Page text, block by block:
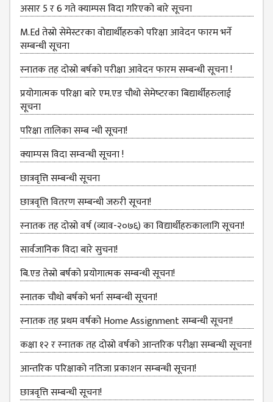
AUDIT
REPORT
ANNUAL
TRACER
STUDY
REPORT
JOURNAL &
BULLETIN
BROCHURE
PROSPECTUS
CURRICULUM &
SYLLABUS
MANAGEMENT(BBS)
BBS FIRST YEAR
BBS SECOND YEAR
BBS THIRD YEAR
BBS FOURTH YEAR
HUMANITIES (BA)
BA FIRST YEAR
असार 5 र 6 गते क्याम्पस विदा गरिएको बारे सूचना
M.Ed तेस्रो सेमेस्टरका वोद्यार्थीहरुको परिक्षा आवेदन फारम भर्ने
सम्बन्धी सूचना
स्‍नातक तह दोस्रो बर्षको परीक्षा आवेदन फारम सम्बन्धी सूचना !
प्रयोगात्मक परिक्षा बारे एम.एड चौथो सेमेष्‍टरका बिद्यार्थीहरुलाई
सूचना
परिक्षा तालिका सम्ब न्धी सूचना!
क्‍याम्‍पस विदा सम्‍वन्‍धी सूचना !
छात्रवृत्ति सम्बन्धी सूचना
छात्रवृत्ति वितरण सम्बन्धी जरुरी सूचना!
स्‍नातक तह दोस्रो वर्ष (व्याव-२०७६) का विद्यार्थीहरुकालागि सूचना!
सार्वजानिक विदा बारे सुचना!
बि.एड तेस्रो बर्षको प्रयोगात्मक सम्बन्धी सूचना!
स्नातक चौथो बर्षको भर्ना सम्बन्धी सूचना!
स्‍नातक तह प्रथम वर्षको Home Assignment सम्बन्धी सूचना!
कक्षा १२ र स्‍नातक तह दोस्रो वर्षको आन्‍तरिक परीक्षा सम्बन्‍धी सूचना!
आन्‍तरिक परिक्षाको नतिजा प्रकाशन सम्‍बन्‍धी सूचना!
छात्रवृत्ति सम्बन्‍धी सूचना!